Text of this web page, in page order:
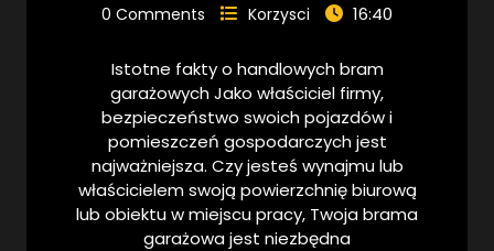
0 Comments
Korzysci 16:40
Istotne fakty o handlowych bram
garażowych Jako właściciel firmy,
bezpieczeństwo swoich pojazdów i
pomieszczeń gospodarczych jest
najważniejsza. Czy jesteś wynajmu lub
właścicielem swoją powierzchnię biurową
lub obiektu w miejscu pracy, Twoja brama
garażowa jest niezbędna